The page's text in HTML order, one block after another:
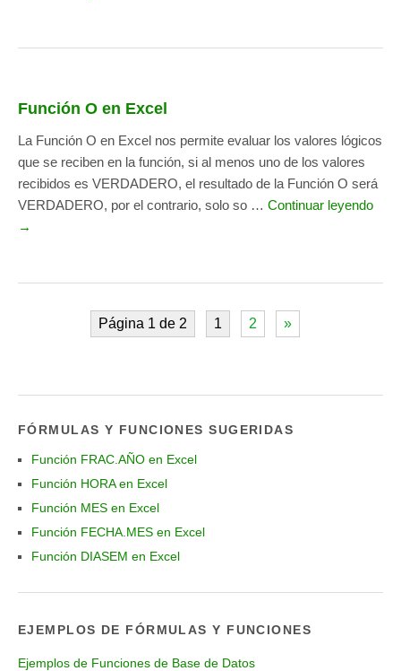
Función O en Excel
La Función O en Excel nos permite evaluar los valores lógicos
que se reciben en la función, si al menos uno de los valores
recibidos es VERDADERO, el resultado de la Función O será
VERDADERO, por el contrario, solo so … Continuar leyendo
→
Página 1 de 2 1 2 »
FÓRMULAS Y FUNCIONES SUGERIDAS
Función FRAC.AÑO en Excel
Función HORA en Excel
Función MES en Excel
Función FECHA.MES en Excel
Función DIASEM en Excel
EJEMPLOS DE FÓRMULAS Y FUNCIONES
Ejemplos de Funciones de Base de Datos